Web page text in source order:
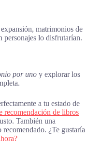
matrimonios de
personajes lo disfrutarían.
por uno y explorar los
a tu estado de
recomendación de libros
También una
¿Te gustaría